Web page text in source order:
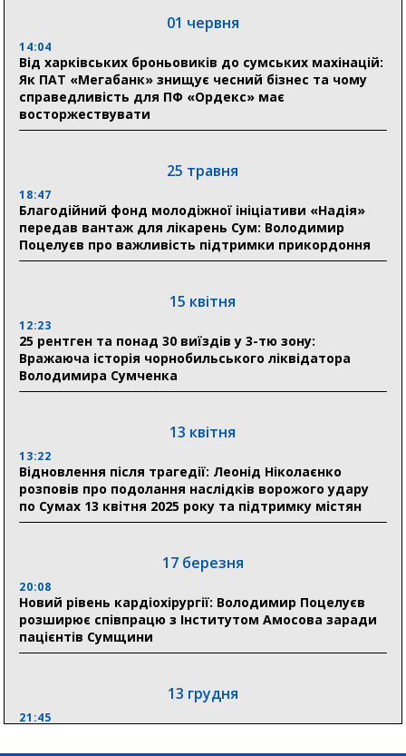
До 19 400 гривень на паливо: Пенсійний фонд
Сумщини пояснив, як отримати допомогу на зиму
17:52
«Укрексімбанк» припиняє виплату пенсій: у
Пенсійному фонді Сумщини пояснили, що робити
людям
Артем Кобзар вручив родинам 20 полеглих Героїв
відзнаки «Почесного громадянина міста Суми»
30 липня
Сумська клінічна лікарня Святого Пантелеймона
18:33
Олексій Романько долучився до обговорення Плану
стійкості Сумщини з Прем’єр-міністром
Місто посилює міжнародну співпрацю: Суми
отримали 12 потужних станцій для Пунктів обігріву
29 липня
побутову техніку для комфорту пацієнтів
01 червня
14:04
Від харківських броньовиків до сумських махінацій:
Як ПАТ «Мегабанк» знищує чесний бізнес та чому
справедливість для ПФ «Ордекс» має
восторжествувати
25 травня
18:47
Благодійний фонд молодіжної ініціативи «Надія»
передав вантаж для лікарень Сум: Володимир
Поцелуєв про важливість підтримки прикордоння
15 квітня
12:23
25 рентген та понад 30 виїздів у 3-тю зону:
Вражаюча історія чорнобильського ліквідатора
Володимира Сумченка
13 квітня
13:22
Відновлення після трагедії: Леонід Ніколаєнко
розповів про подолання наслідків ворожого удару
по Сумах 13 квітня 2025 року та підтримку містян
17 березня
20:08
Новий рівень кардіохірургії: Володимир Поцелуєв
розширює співпрацю з Інститутом Амосова заради
пацієнтів Сумщини
13 грудня
21:45
збільшити завантаження стратегічних українських